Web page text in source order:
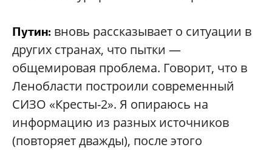
Путин: вновь рассказывает о ситуации в
других странах, что пытки —
общемировая проблема. Говорит, что в
Ленобласти построили современный
СИЗО «Кресты-2». Я опираюсь на
информацию из разных источников
(повторяет дважды), после этого